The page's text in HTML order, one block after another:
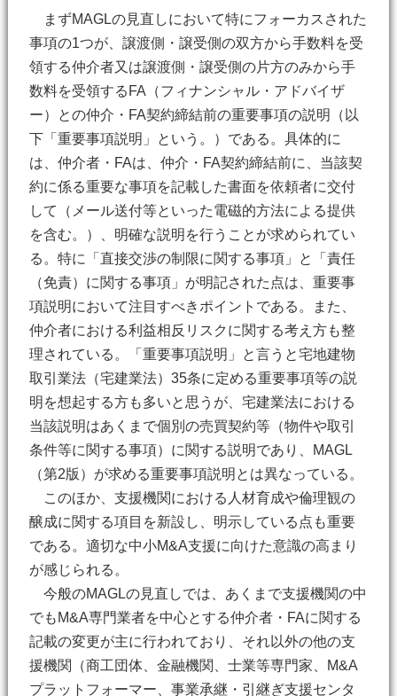
まずMAGLの見直しにおいて特にフォーカスされた
事項の1つが、譲渡側・譲受側の双方から手数料を受
領する仲介者又は譲渡側・譲受側の片方のみから手
数料を受領するFA（フィナンシャル・アドバイザ
ー）との仲介・FA契約締結前の重要事項の説明（以
下「重要事項説明」という。）である。具体的に
は、仲介者・FAは、仲介・FA契約締結前に、当該契
約に係る重要な事項を記載した書面を依頼者に交付
して（メール送付等といった電磁的方法による提供
を含む。）、明確な説明を行うことが求められてい
る。特に「直接交渉の制限に関する事項」と「責任
（免責）に関する事項」が明記された点は、重要事
項説明において注目すべきポイントである。また、
仲介者における利益相反リスクに関する考え方も整
理されている。「重要事項説明」と言うと宅地建物
取引業法（宅建業法）35条に定める重要事項等の説
明を想起する方も多いと思うが、宅建業法における
当該説明はあくまで個別の売買契約等（物件や取引
条件等に関する事項）に関する説明であり、MAGL
（第2版）が求める重要事項説明とは異なっている。
このほか、支援機関における人材育成や倫理観の
醸成に関する項目を新設し、明示している点も重要
である。適切な中小M&A支援に向けた意識の高まり
が感じられる。
今般のMAGLの見直しでは、あくまで支援機関の中
でもM&A専門業者を中心とする仲介者・FAに関する
記載の変更が主に行われており、それ以外の他の支
援機関（商工団体、金融機関、士業等専門家、M&A
プラットフォーマー、事業承継・引継ぎ支援センタ